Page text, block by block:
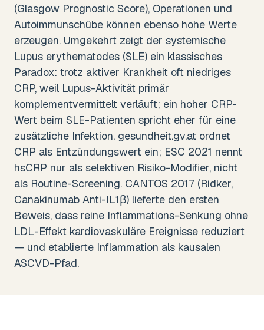
(Glasgow Prognostic Score), Operationen und
Autoimmunschübe können ebenso hohe Werte
erzeugen. Umgekehrt zeigt der systemische
Lupus erythematodes (SLE) ein klassisches
Paradox: trotz aktiver Krankheit oft niedriges
CRP, weil Lupus-Aktivität primär
komplementvermittelt verläuft; ein hoher CRP-
Wert beim SLE-Patienten spricht eher für eine
zusätzliche Infektion. gesundheit.gv.at ordnet
CRP als Entzündungswert ein; ESC 2021 nennt
hsCRP nur als selektiven Risiko-Modifier, nicht
als Routine-Screening. CANTOS 2017 (Ridker,
Canakinumab Anti-IL1β) lieferte den ersten
Beweis, dass reine Inflammations-Senkung ohne
LDL-Effekt kardiovaskuläre Ereignisse reduziert
— und etablierte Inflammation als kausalen
ASCVD-Pfad.